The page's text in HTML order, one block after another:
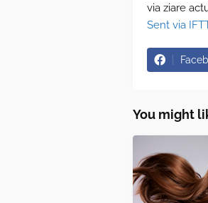
via ziare
Sent via
You might